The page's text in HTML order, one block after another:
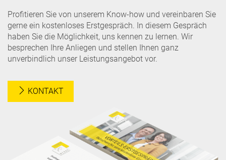
Profitieren Sie von unserem Know-how und vereinbaren Sie
gerne ein kostenloses Erstgespräch. In diesem Gespräch
haben Sie die Möglichkeit, uns kennen zu lernen. Wir
besprechen Ihre Anliegen und stellen Ihnen ganz
unverbindlich unser Leistungsangebot vor.
KONTAKT